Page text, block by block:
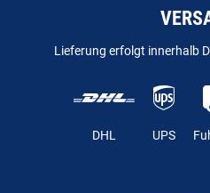
Lieferung erfolgt innerhalb
DHL UPS